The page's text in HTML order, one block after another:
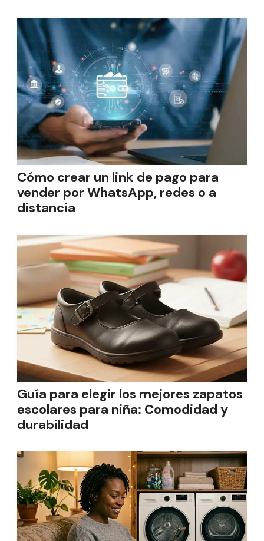
Cómo crear un link de pago para
vender por WhatsApp, redes o a
distancia
Guía para elegir los mejores zapatos
escolares para niña: Comodidad y
durabilidad